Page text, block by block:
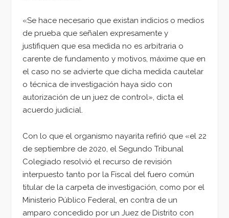
«Se hace necesario que existan indicios o medios
de prueba que señalen expresamente y
justifiquen que esa medida no es arbitraria o
carente de fundamento y motivos, máxime que en
el caso no se advierte que dicha medida cautelar
o técnica de investigación haya sido con
autorización de un juez de control», dicta el
acuerdo judicial.
Con lo que el organismo nayarita refirió que «el 22
de septiembre de 2020, el Segundo Tribunal
Colegiado resolvió el recurso de revisión
interpuesto tanto por la Fiscal del fuero común
titular de la carpeta de investigación, como por el
Ministerio Público Federal, en contra de un
amparo concedido por un Juez de Distrito con